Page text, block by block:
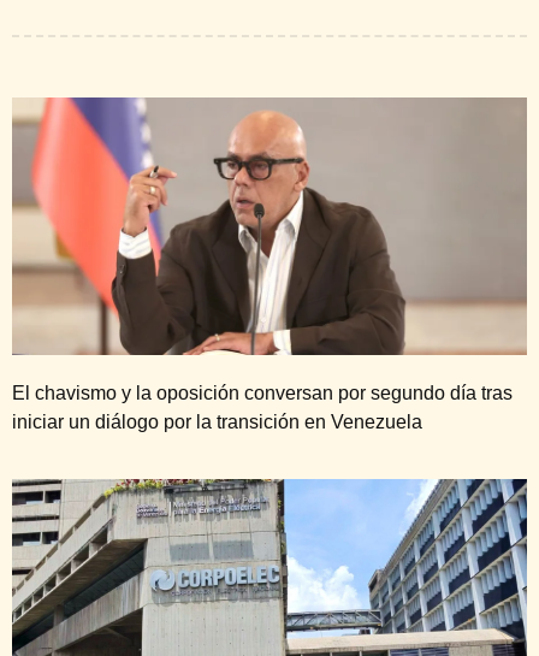
El chavismo y la oposición conversan por segundo día tras
iniciar un diálogo por la transición en Venezuela